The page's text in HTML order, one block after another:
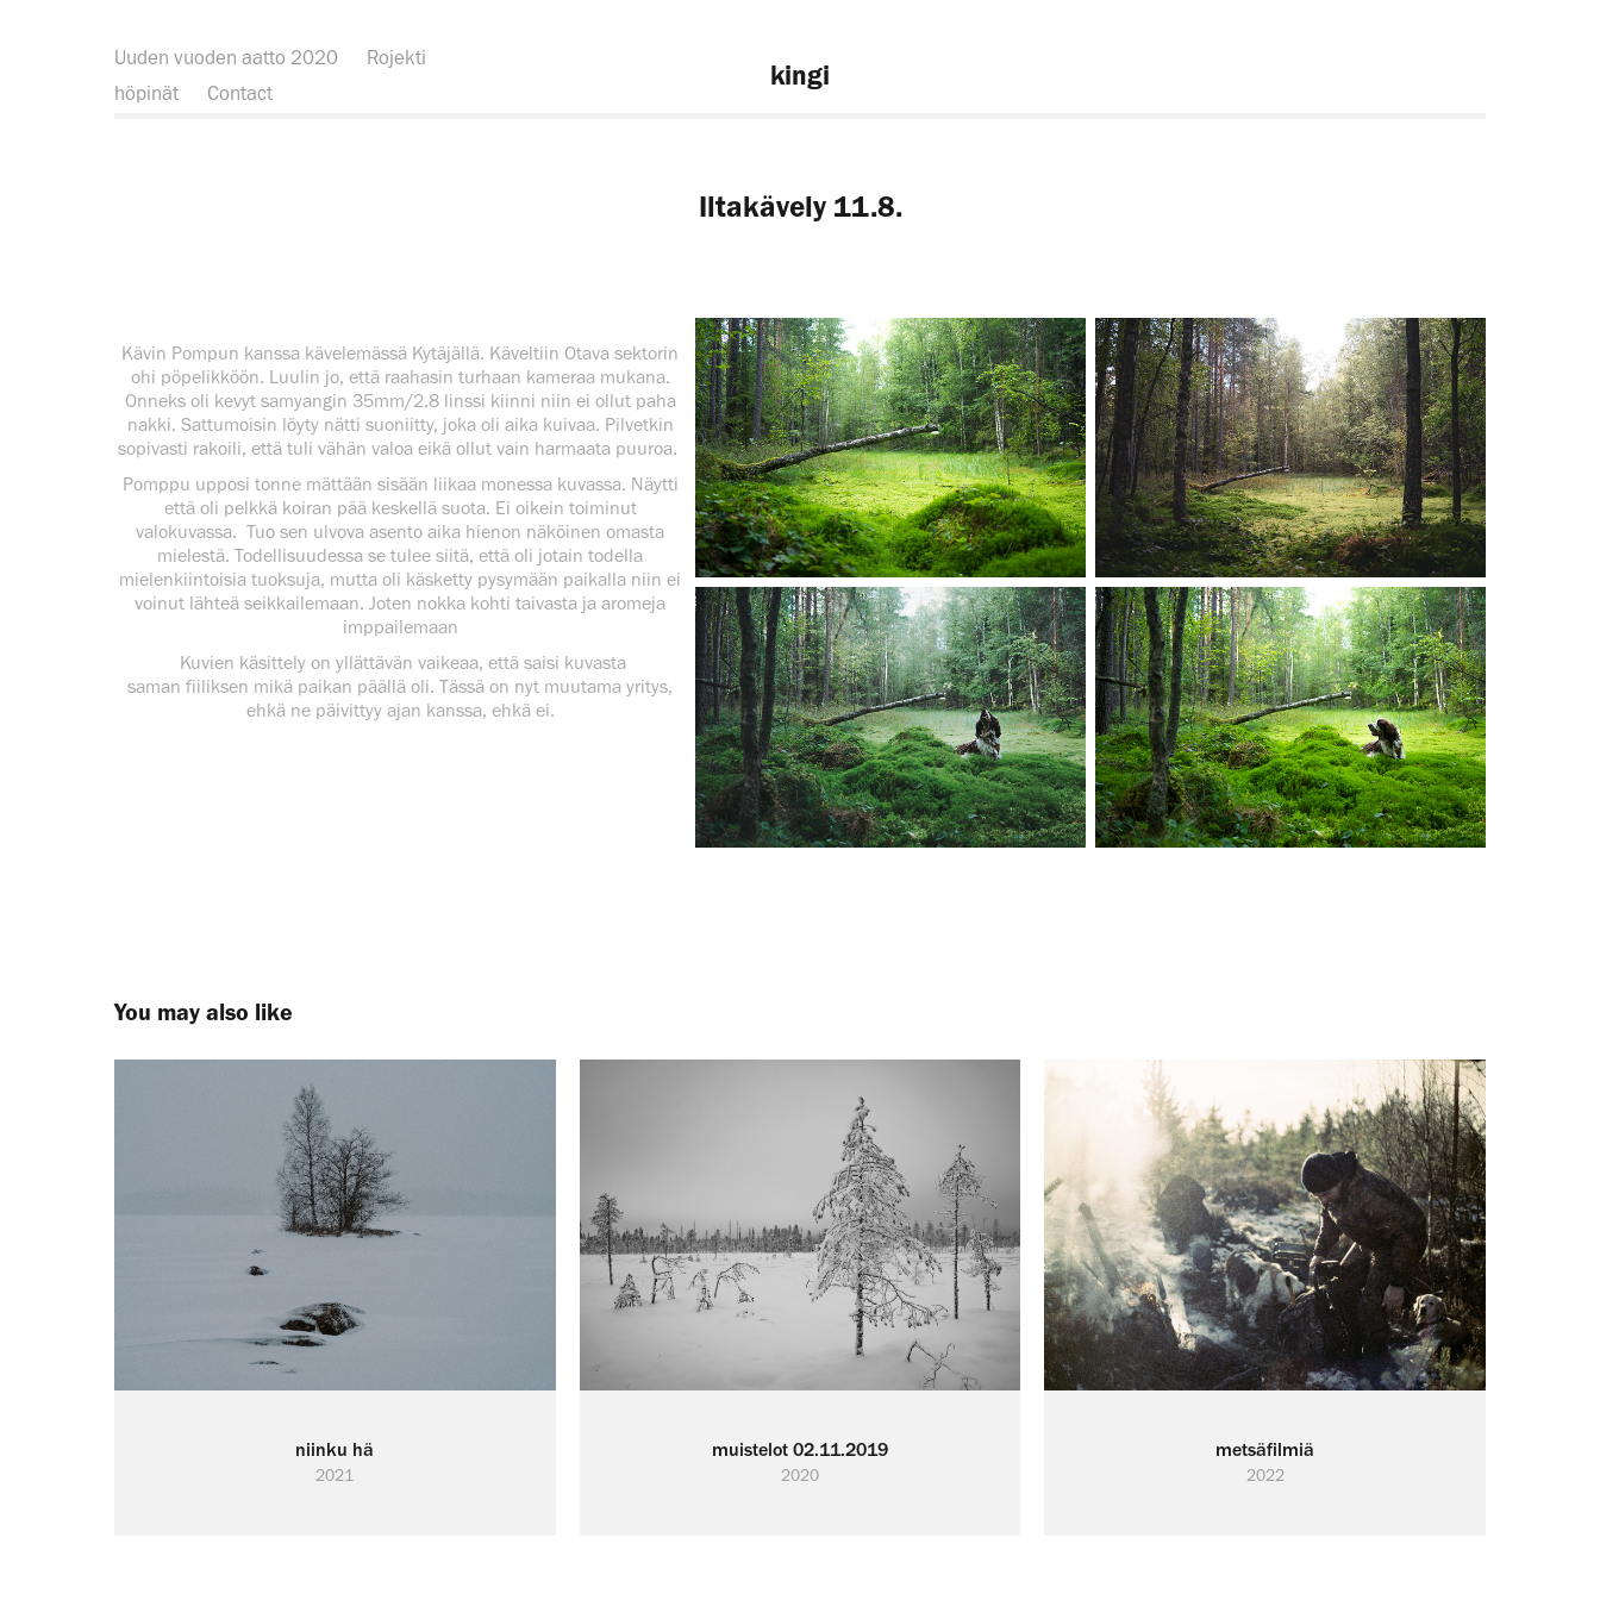
Uuden vuoden aatto 2020
Rojekti
höpinät
Contact
kingi
Iltakävely 11.8.
Kävin Pompun kanssa kävelemässä Kytäjällä. Käveltiin Otava sektorin
ohi pöpelikköön. Luulin jo, että raahasin turhaan kameraa mukana.
Onneks oli kevyt samyangin 35mm/2.8 linssi kiinni niin ei ollut paha
nakki. Sattumoisin löyty nätti suoniitty, joka oli aika kuivaa. Pilvetkin
sopivasti rakoili, että tuli vähän valoa eikä ollut vain harmaata puuroa.
Pomppu upposi tonne mättään sisään liikaa monessa kuvassa. Näytti
että oli pelkkä koiran pää keskellä suota. Ei oikein toiminut
valokuvassa. Tuo sen ulvova asento aika hienon näköinen omasta
mielestä. Todellisuudessa se tulee siitä, että oli jotain todella
mielenkiintoisia tuoksuja, mutta oli käsketty pysymään paikalla niin ei
voinut lähteä seikkailemaan. Joten nokka kohti taivasta ja aromeja
imppailemaan
Kuvien käsittely on yllättävän vaikeaa, että saisi kuvasta
saman fiiliksen mikä paikan päällä oli. Tässä on nyt muutama yritys,
ehkä ne päivittyy ajan kanssa, ehkä ei.
You may also like
niinku hä
2021
muistelot 02.11.2019
2020
metsäfilmiä
2022